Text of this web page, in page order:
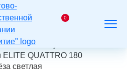
0
ПоискМеню
купели
ELITE QUATTRO 180
светлая